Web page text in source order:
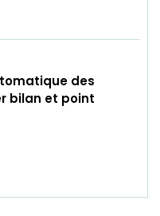
des
bilan et point